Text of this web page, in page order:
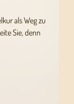
als Weg zu
Sie, denn